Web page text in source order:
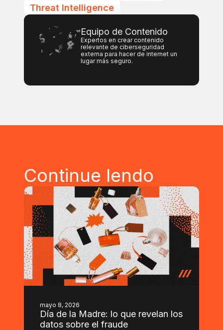
Threat Intelligence
Equipo de Contenido
Expertos en crear contenido
relevante de ciberseguridad
externa para hacer de internet un
lugar más seguro.
Continue lendo
mayo 8, 2026
Día de la Madre: lo que revelan los
datos sobre el fraude